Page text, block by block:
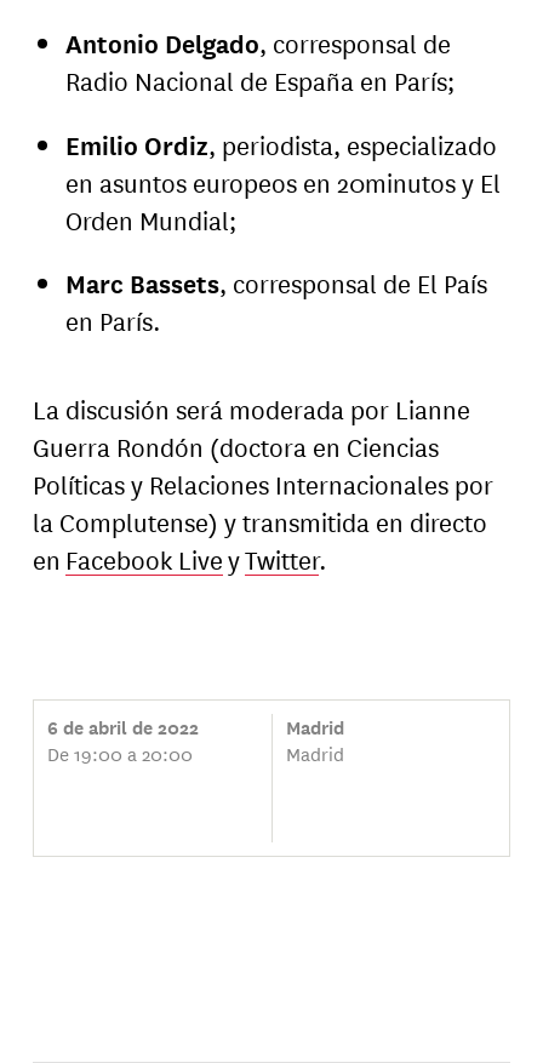
Antonio Delgado, corresponsal de
Radio Nacional de España en París;
Emilio Ordiz, periodista, especializado
en asuntos europeos en 20minutos y El
Orden Mundial;
Marc Bassets, corresponsal de El País
en París.
La discusión será moderada por Lianne
Guerra Rondón (doctora en Ciencias
Políticas y Relaciones Internacionales por
la Complutense) y transmitida en directo
en Facebook LiveyTwitter.
6 de abril de 2022
De 19:00 a 20:00
Madrid
Madrid